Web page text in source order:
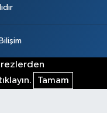
Tamam